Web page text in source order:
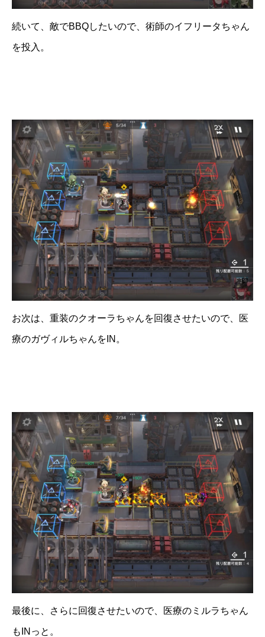
続いて、敵でBBQしたいので、術師のイフリータちゃん
を投入。
お次は、重装のクオーラちゃんを回復させたいので、医
療のガヴィルちゃんをIN。
最後に、さらに回復させたいので、医療のミルラちゃん
もINっと。